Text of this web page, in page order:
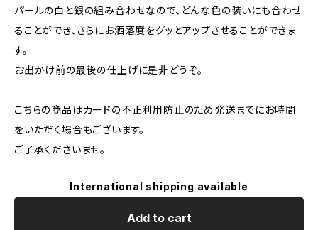
パールの白と銀の組み合わせなので、どんな色の装いにも合わせ
ることができ、さらにお洒落度をグッとアップさせることができま
す。
お出かけ前の最後の仕上げに是非どうぞ。
こちらの商品はカードの不正利用防止のため発送までにお時間
をいただく場合もございます。
ご了承くださいませ。
International shipping available
Add to cart